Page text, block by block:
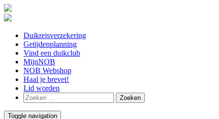
Duikreisverzekering
Getijdenplanning
Vind een duikclub
MijnNOB
NOB Webshop
Haal je brevet!
Lid worden
Toggle navigation